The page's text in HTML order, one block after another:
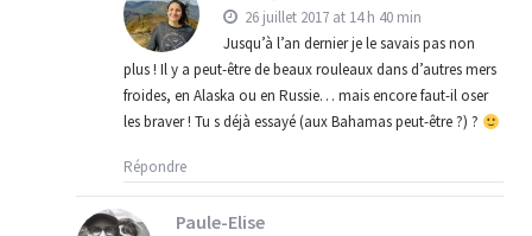
26 juillet 2017 at 14 h 40 min
Jusqu’à l’an dernier je le savais pas non
plus ! Il y a peut-être de beaux rouleaux dans d’autres mers
froides, en Alaska ou en Russie… mais encore faut-il oser
les braver ! Tu s déjà essayé (aux Bahamas peut-être ?) ?
Répondre
Paule-Elise